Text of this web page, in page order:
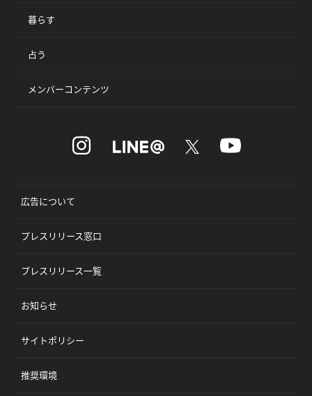
暮らす
占う
メンバーコンテンツ
広告について
プレスリリース窓口
プレスリリース一覧
お知らせ
サイトポリシー
推奨環境